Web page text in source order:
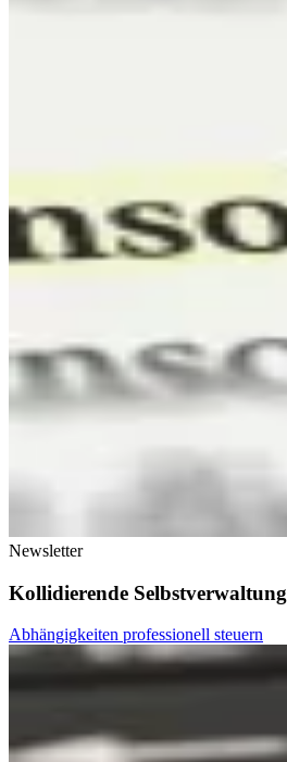
Newsletter
Kollidierende Selbstverwaltung
Abhängigkeiten professionell steuern